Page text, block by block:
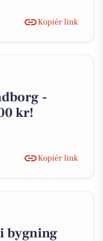
Kopiér link
-
kr!
Kopiér link
bygning